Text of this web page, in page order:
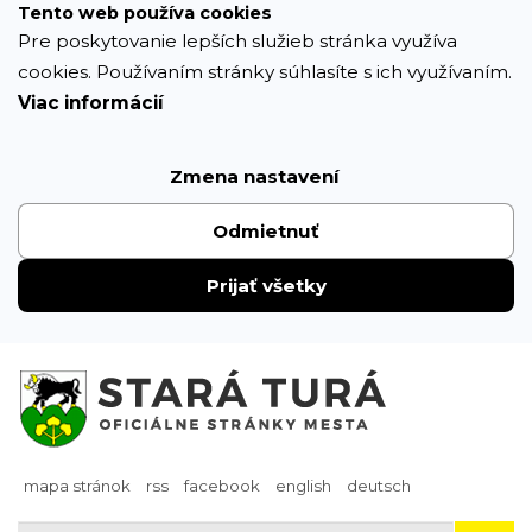
Prejsť
obsahu
Tento web používa cookies
Pre poskytovanie lepších služieb stránka využíva
cookies. Používaním stránky súhlasíte s ich využívaním.
Viac informácií
Zmena nastavení
Odmietnuť
Prijať všetky
mapa stránok rss facebook english deutsch